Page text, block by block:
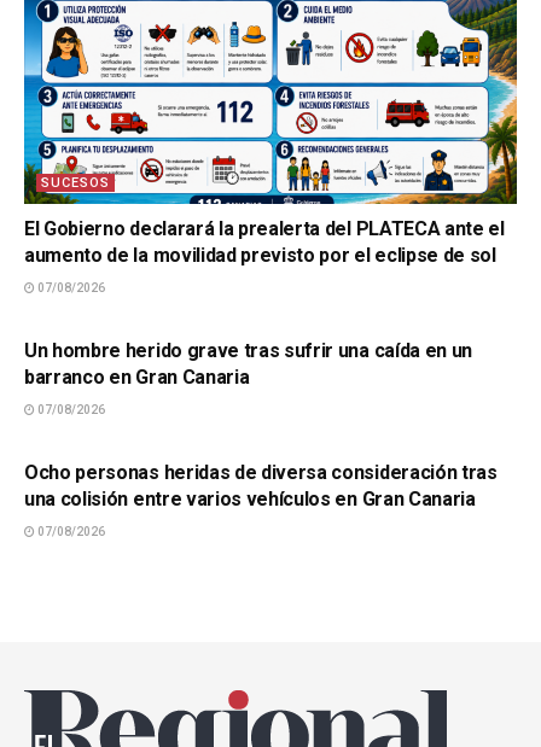
SUCESOS
El Gobierno declarará la prealerta del PLATECA ante el
aumento de la movilidad previsto por el eclipse de sol
07/08/2026
Un hombre herido grave tras sufrir una caída en un
barranco en Gran Canaria
07/08/2026
Ocho personas heridas de diversa consideración tras
una colisión entre varios vehículos en Gran Canaria
07/08/2026